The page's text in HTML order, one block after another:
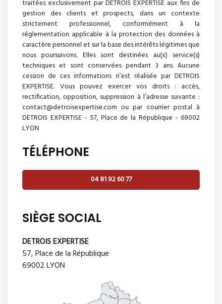
traitées exclusivement par DETROIS EXPERTISE aux fins de
gestion des clients et prospects, dans un contexte
strictement professionnel, conformément à la
réglementation applicable à la protection des données à
caractère personnel et sur la base des intérêts légitimes que
nous poursuivons. Elles sont destinées au(x) service(s)
techniques et sont conservées pendant 3 ans. Aucune
cession de ces informations n’est réalisée par DETROIS
EXPERTISE. Vous pouvez exercer vos droits : accès,
rectification, opposition, suppression à l’adresse suivante :
contact@detroisexpertise.com ou par courrier postal à
DETROIS EXPERTISE - 57, Place de la République - 69002
LYON
TÉLÉPHONE
04 81 92 60 77
SIÈGE SOCIAL
DETROIS EXPERTISE
57, Place de la République
69002 LYON